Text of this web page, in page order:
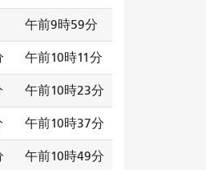
午前9時59分
午前10時11分
午前10時23分
午前10時37分
午前10時49分